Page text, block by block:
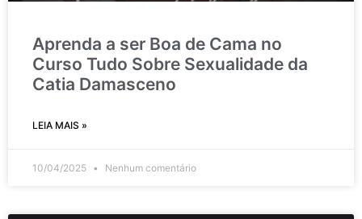
Aprenda a ser Boa de Cama no
Curso Tudo Sobre Sexualidade da
Catia Damasceno
LEIA MAIS »
10/04/2025 Nenhum comentário